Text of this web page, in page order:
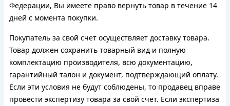
Федерации, Вы имеете право вернуть товар в течение 14
дней с момента покупки.
Покупатель за свой счет осуществляет доставку товара.
Товар должен сохранить товарный вид и полную
комплектацию производителя, всю документацию,
гарантийный талон и документ, подтверждающий оплату.
Если эти условия не будут соблюдены, то продавец вправе
провести экспертизу товара за свой счет. Если экспертиза